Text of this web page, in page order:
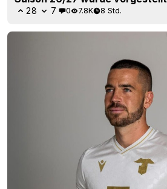
28 7 0 7.8K 8 Std.